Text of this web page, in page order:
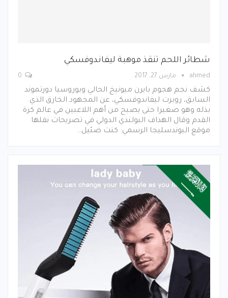
شطائر اللحم تنقذ موهبة ليفاندوفسكي
ahmed مارس 27, 2017
كشف نجم هجوم بايرن ميونيخ الحالي وبوروسيا دورتموند
السابق، روبرت ليفاندوفسكي، عن المجهود الخارق الذي
بذله وهو صغيرا حتى يصبح من أهم اللاعبين في عالم كرة
القدم وقال الهداف البولندي الدولي في تصريحات نقلها
موقع البوندسليجا الرسمي: كنت ضئيل…